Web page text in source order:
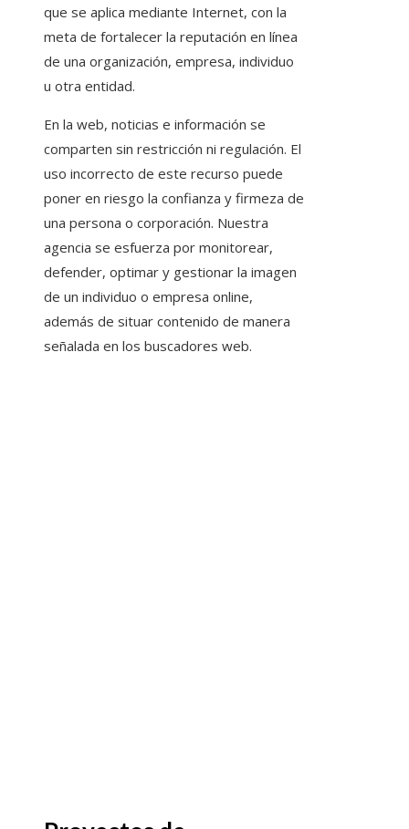
que se aplica mediante Internet, con la
meta de fortalecer la reputación en línea
de una organización, empresa, individuo
u otra entidad.
En la web, noticias e información se
comparten sin restricción ni regulación. El
uso incorrecto de este recurso puede
poner en riesgo la confianza y firmeza de
una persona o corporación. Nuestra
agencia se esfuerza por monitorear,
defender, optimar y gestionar la imagen
de un individuo o empresa online,
además de situar contenido de manera
señalada en los buscadores web.